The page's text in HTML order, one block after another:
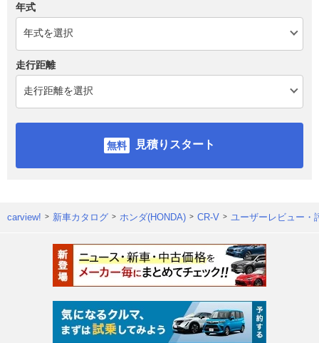
年式
走行距離
見積りスタート
carview! 新車カタログ ホンダ(HONDA) CR-V ユーザーレビュー・